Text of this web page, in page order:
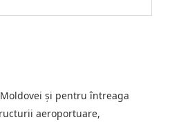
și pentru întreaga
aeroportuare,